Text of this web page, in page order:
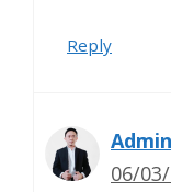
Reply
Admin
06/